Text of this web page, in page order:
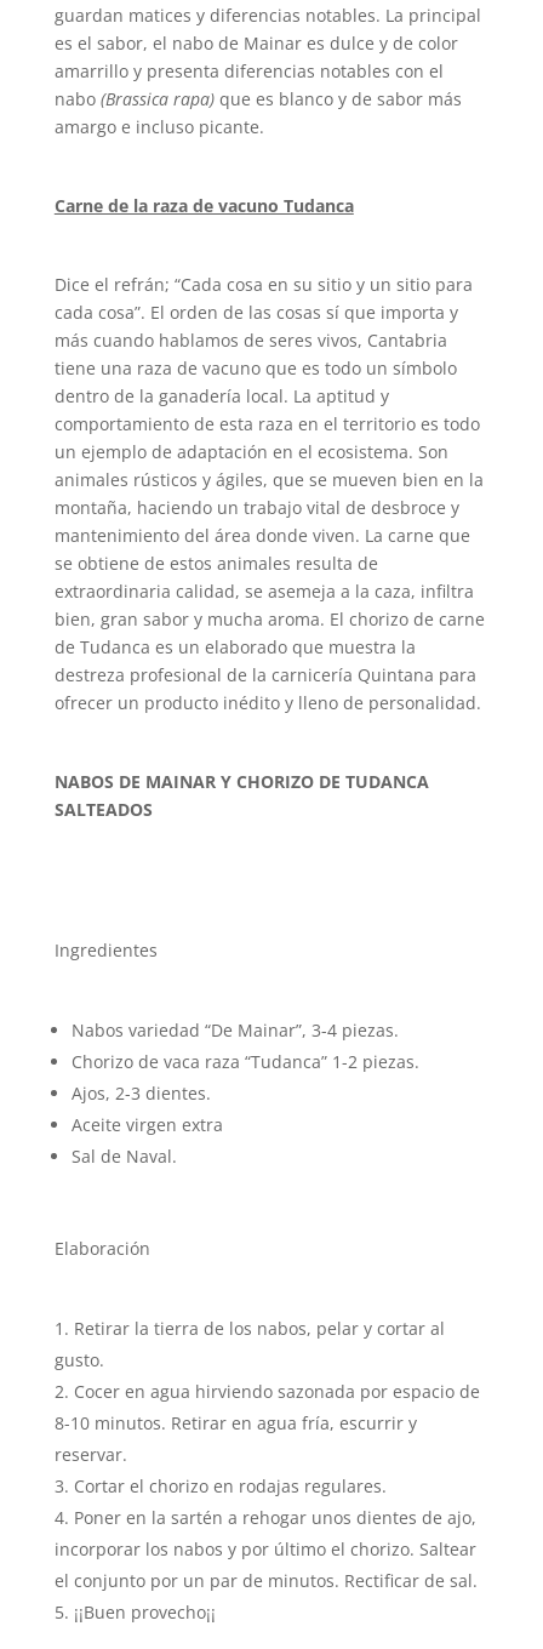
guardan matices y diferencias notables. La principal
es el sabor, el nabo de Mainar es dulce y de color
amarrillo y presenta diferencias notables con el
nabo(Brassica rapa) que es blanco y de sabor más
amargo e incluso picante.
Carne de la raza de vacuno Tudanca
Dice el refrán; “Cada cosa en su sitio y un sitio para
cada cosa”. El orden de las cosas sí que importa y
más cuando hablamos de seres vivos, Cantabria
tiene una raza de vacuno que es todo un símbolo
dentro de la ganadería local. La aptitud y
comportamiento de esta raza en el territorio es todo
un ejemplo de adaptación en el ecosistema. Son
animales rústicos y ágiles, que se mueven bien en la
montaña, haciendo un trabajo vital de desbroce y
mantenimiento del área donde viven. La carne que
se obtiene de estos animales resulta de
extraordinaria calidad, se asemeja a la caza, infiltra
bien, gran sabor y mucha aroma. El chorizo de carne
de Tudanca es un elaborado que muestra la
destreza profesional de la carnicería Quintana para
ofrecer un producto inédito y lleno de personalidad.
NABOS DE MAINAR Y CHORIZO DE TUDANCA
SALTEADOS
Ingredientes
Nabos variedad “De Mainar”, 3-4 piezas.
Chorizo de vaca raza “Tudanca” 1-2 piezas.
Ajos, 2-3 dientes.
Aceite virgen extra
Sal de Naval.
Elaboración
Retirar la tierra de los nabos, pelar y cortar al
gusto.
Cocer en agua hirviendo sazonada por espacio de
8-10 minutos. Retirar en agua fría, escurrir y
reservar.
Cortar el chorizo en rodajas regulares.
Poner en la sartén a rehogar unos dientes de ajo,
incorporar los nabos y por último el chorizo. Saltear
el conjunto por un par de minutos. Rectificar de sal.
¡¡Buen provecho¡¡